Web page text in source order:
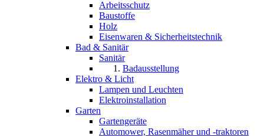
Arbeitsschutz
Baustoffe
Holz
Eisenwaren & Sicherheitstechnik
Bad & Sanitär
Sanitär
Badausstellung
Elektro & Licht
Lampen und Leuchten
Elektroinstallation
Garten
Gartengeräte
Automower, Rasenmäher und -traktoren